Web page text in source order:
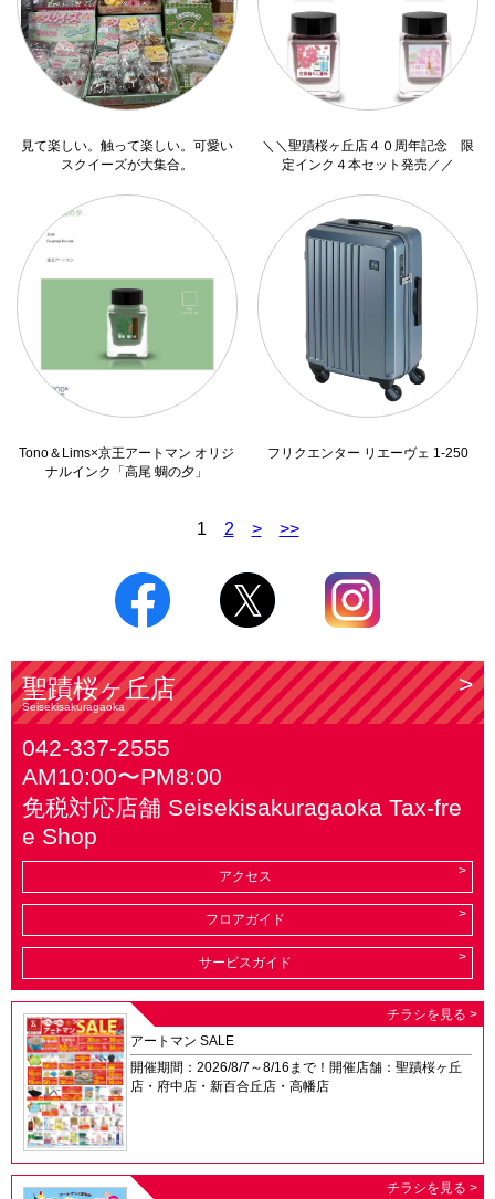
見て楽しい。触って楽しい。可愛い
スクイーズが大集合。
＼＼聖蹟桜ヶ丘店４０周年記念 限
定インク４本セット発売／／
Tono＆Lims×京王アートマン オリジ
ナルインク「高尾 蜩の夕」
フリクエンター リエーヴェ 1-250
1 2 > >>
聖蹟桜ヶ丘店
Seisekisakuragaoka
042-337-2555
AM10:00〜PM8:00
免税対応店舗 Seisekisakuragaoka Tax-fre
e Shop
アクセス
フロアガイド
サービスガイド
チラシを見る >
アートマン SALE
開催期間：2026/8/7～8/16まで！開催店舗：聖蹟桜ヶ丘
店・府中店・新百合丘店・高幡店
チラシを見る >